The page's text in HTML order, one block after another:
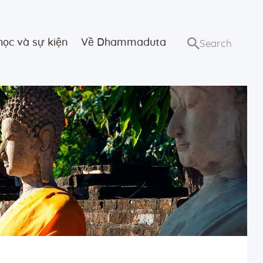
và sự kiện Về Dhammaduta